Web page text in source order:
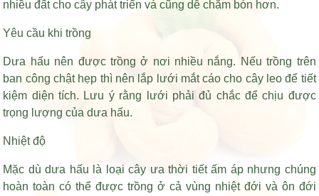
nhiều đất cho cây phát triển và cũng dễ chăm bón hơn.
Yêu cầu khi trồng
Dưa hấu nên được trồng ở nơi nhiều nắng. Nếu trồng trên
ban công chật hẹp thì nên lắp lưới mắt cáo cho cây leo để tiết
kiệm diện tích. Lưu ý rằng lưới phải đủ chắc để chịu được
trọng lượng của dưa hấu.
Nhiệt độ
Mặc dù dưa hấu là loại cây ưa thời tiết ấm áp nhưng chúng
hoàn toàn có thể được trồng ở cả vùng nhiệt đới và ôn đới